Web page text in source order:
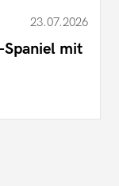
23.07.2026
mit